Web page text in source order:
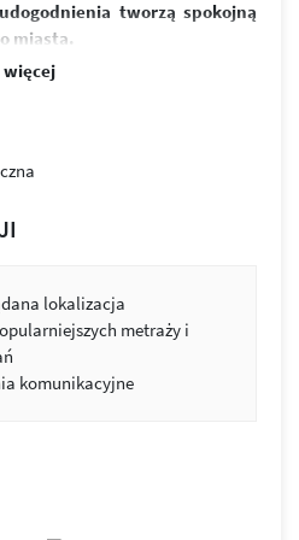
tworzą spokojną
miasta.
sześć budynków i ponad 370
Przemyślane układy
wnętrza oraz możliwość ich
balkony zapewniają
Projekt łączy jasną
akcentami. Budynki zostały
materiałów wykończeniowych.
parkingowych, zarówno
by jak najwięcej
więcej
lokalizacja
metraży i
komunikacyjne